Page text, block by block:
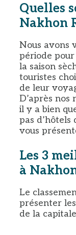
Quelles
Nakhon
Nous avons
période
la saison
touristes
de leur
D’après nos
il y a bien
pas d’hôtels
vous
Les 3
à
Le
présenter
de la